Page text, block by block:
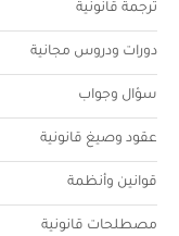
ترجمة قانونية
دورات ودروس مجانية
سؤال وجواب
عقود وصيغ قانونية
قوانين وأنظمة
مصطلحات قانونية